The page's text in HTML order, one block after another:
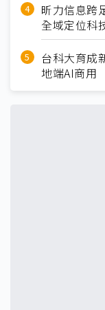
昕力信息跨
全域定位科
台科大育成
地端AI商用